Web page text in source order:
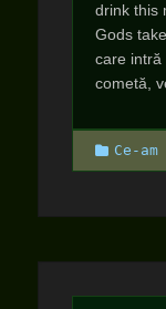
drink this
Gods
care intră
cometă,
Ce-